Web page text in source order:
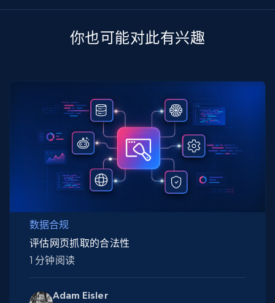
你也可能对此有兴趣
数据合规
Adam Eisler
评估网页抓取的合法性
1 分钟阅读